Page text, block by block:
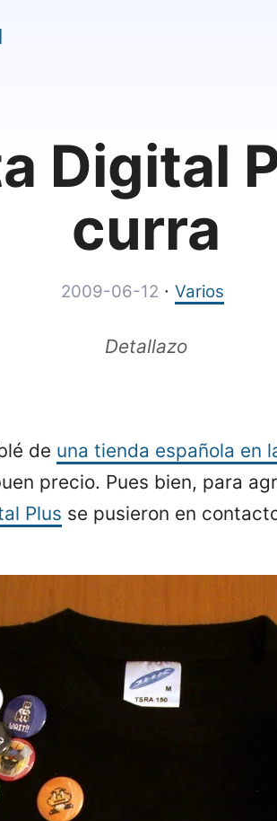
Digital
curra
2009-06-12 ·Varios
Detallazo
de una tienda española en
precio. Pues bien, para
Plus se pusieron en